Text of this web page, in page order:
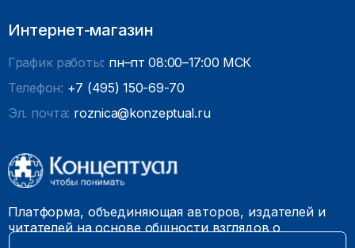
Интернет-магазин
График работы: пн–пт 08:00–17:00 МСК
Телефон: +7 (495) 150-69-70
Эл. почта: roznica@konzeptual.ru
Платформа, объединяющая авторов, издателей и
читателей на основе общности взглядов о